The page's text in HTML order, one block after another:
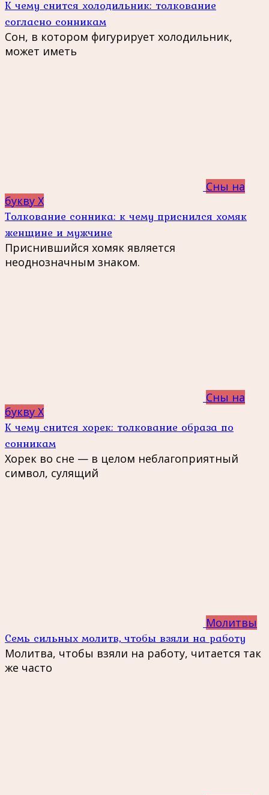
К чему снится холодильник: толкование
согласно сонникам
Сон, в котором фигурирует холодильник,
может иметь
Сны на
букву Х
Толкование сонника: к чему приснился хомяк
женщине и мужчине
Приснившийся хомяк является
неоднозначным знаком.
Сны на
букву Х
К чему снится хорек: толкование образа по
сонникам
Хорек во сне — в целом неблагоприятный
символ, сулящий
Молитвы
Семь сильных молитв, чтобы взяли на работу
Молитва, чтобы взяли на работу, читается так
же часто